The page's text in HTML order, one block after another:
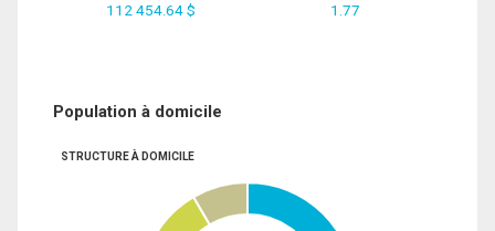
112 454.64 $ 1.77
Population à domicile
STRUCTURE À DOMICILE